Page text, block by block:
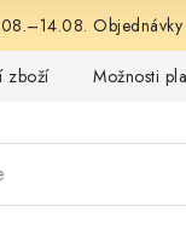
zboží Možnosti